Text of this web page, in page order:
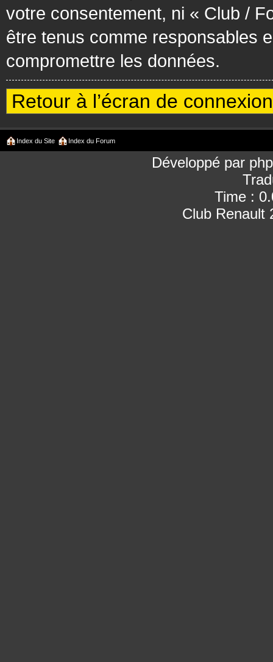
votre consentement, ni « Club /
être tenus comme responsables
compromettre les données.
Retour à l’écran de connexion
Index du Site Index du Forum
Développé par
Time :
Club Renault